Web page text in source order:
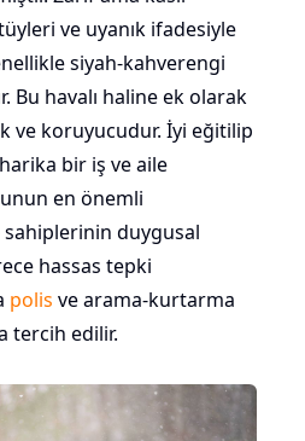
ve uyanık ifadesiyle
siyah-kahverengi
Bu havalı haline ek olarak
ve koruyucudur. İyi eğitilip
bir iş ve aile
en önemli
sahiplerinin duygusal
hassas tepki
polis ve arama-kurtarma
tercih edilir.